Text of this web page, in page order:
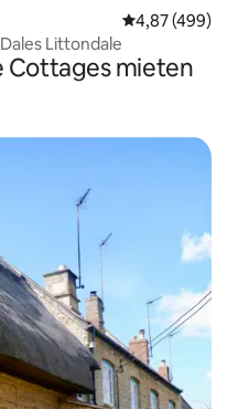
4,87 (499)
Littondale
Cottages mieten